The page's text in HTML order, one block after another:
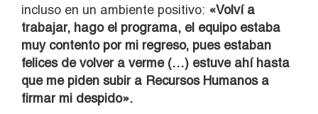
incluso en un ambiente positivo: «Volví a
trabajar, hago el programa, el equipo estaba
muy contento por mi regreso, pues estaban
felices de volver a verme (…) estuve ahí hasta
que me piden subir a Recursos Humanos a
firmar mi despido».